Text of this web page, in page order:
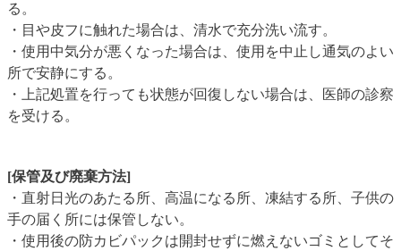
る。
・目や皮フに触れた場合は、清水で充分洗い流す。
・使用中気分が悪くなった場合は、使用を中止し通気のよい
所で安静にする。
・上記処置を行っても状態が回復しない場合は、医師の診察
を受ける。
[保管及び廃棄方法]
・直射日光のあたる所、高温になる所、凍結する所、子供の
手の届く所には保管しない。
・使用後の防カビパックは開封せずに燃えないゴミとしてそ